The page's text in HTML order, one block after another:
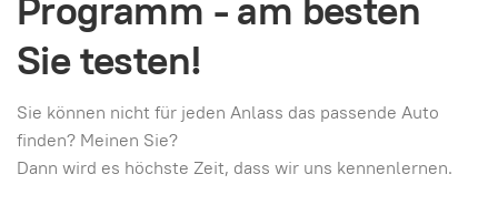
Sie testen!
Sie können nicht für jeden Anlass das passende Auto
finden? Meinen Sie?
Dann wird es höchste Zeit, dass wir uns kennenlernen.